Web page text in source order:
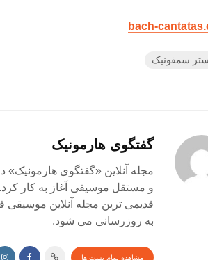
bach-
سمفونیک
گفتگوی هارمونیک
و مستقل موسیقی آغاز به کار
قدیمی ترین مجله آنلاین
به روزرسانی می شود.
مشاهده تمام پست ها